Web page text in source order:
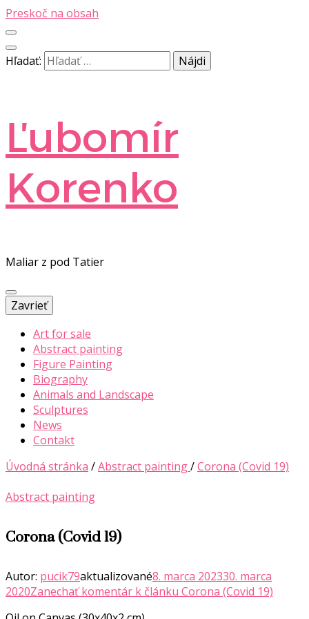
Preskoč na obsah
Hľadať:
Ľubomír
Korenko
Maliar z pod Tatier
Zavrieť
Art for sale
Abstract painting
Figure Painting
Biography
Animals and Landscape
Sculptures
News
Contakt
Úvodná stránka /Abstract painting/Corona (Covid 19)
Abstract painting
Corona (Covid 19)
Autor: pucik79aktualizované8. marca 202330. marca
2020Zanechať komentár k článku Corona (Covid 19)